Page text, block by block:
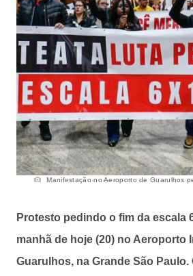
Manifestação no Aeroporto de Guarulhos
Protesto pedindo o fim da escala
manhã de hoje (20) no Aeroporto
Guarulhos, na Grande São Paulo.